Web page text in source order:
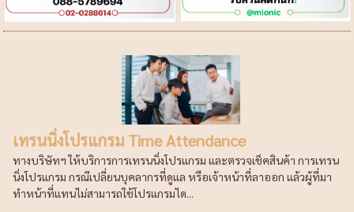
เทรนนิ่งโปรแกรม Time Attendance
ทางบริษัทฯ ให้บริการการเทรนนิ่งโปรแกรม และตรวจเช็คสินค้า การเทรน
นิ่งโปรแกรม กรณีเปลี่ยนบุคลากรที่ดูแล หรือเจ้าหน้าที่ลาออก แล้วผู้ที่มา
ทำหน้าที่แทนไม่สามารถใช้โปรแกรมได...